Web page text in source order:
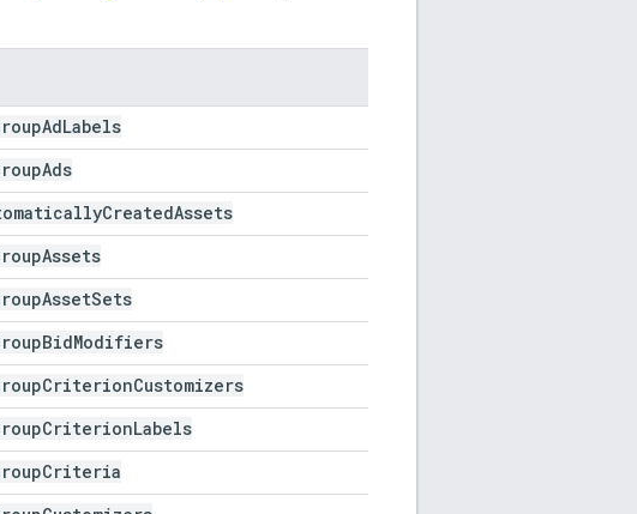
AdLabels
Ads
CreatedAssets
Assets
AssetSets
BidModifiers
CriterionCustomizers
CriterionLabels
Criteria